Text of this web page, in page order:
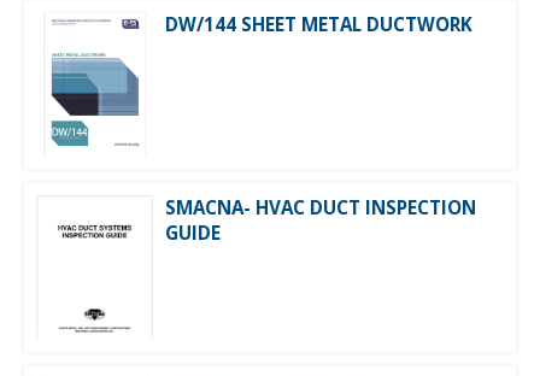
DW/144 SHEET METAL DUCTWORK
SMACNA- HVAC DUCT INSPECTION
GUIDE